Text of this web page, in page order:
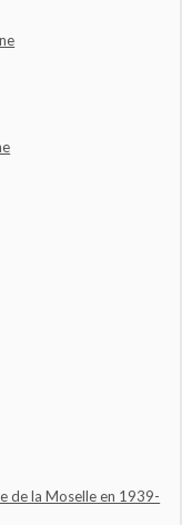
de la Moselle en 1939-